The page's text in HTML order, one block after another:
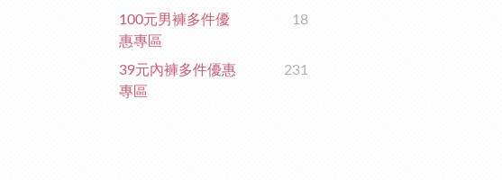
100元男褲多件優
惠專區
18
39元內褲多件優惠
專區
231